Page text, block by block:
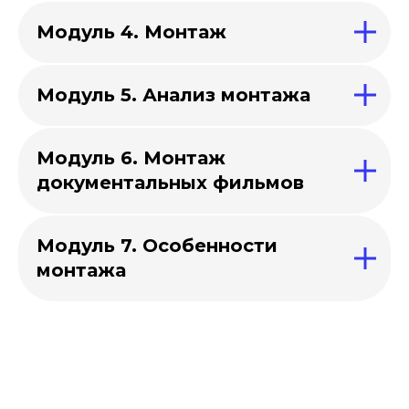
Модуль 4. Монтаж
Модуль 5. Анализ монтажа
Модуль 6. Монтаж
документальных фильмов
Модуль 7. Особенности
монтажа